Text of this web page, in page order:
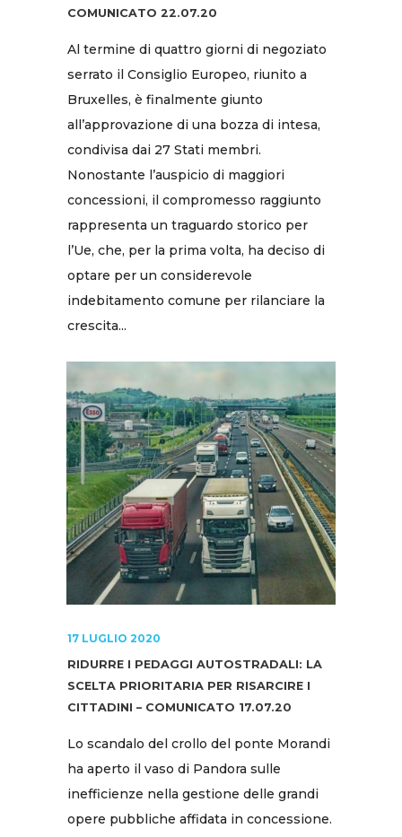
COMUNICATO 22.07.20
Al termine di quattro giorni di negoziato
serrato il Consiglio Europeo, riunito a
Bruxelles, è finalmente giunto
all’approvazione di una bozza di intesa,
condivisa dai 27 Stati membri.
Nonostante l’auspicio di maggiori
concessioni, il compromesso raggiunto
rappresenta un traguardo storico per
l’Ue, che, per la prima volta, ha deciso di
optare per un considerevole
indebitamento comune per rilanciare la
crescita...
17 LUGLIO 2020
RIDURRE I PEDAGGI AUTOSTRADALI: LA
SCELTA PRIORITARIA PER RISARCIRE I
CITTADINI – COMUNICATO 17.07.20
Lo scandalo del crollo del ponte Morandi
ha aperto il vaso di Pandora sulle
inefficienze nella gestione delle grandi
opere pubbliche affidata in concessione.